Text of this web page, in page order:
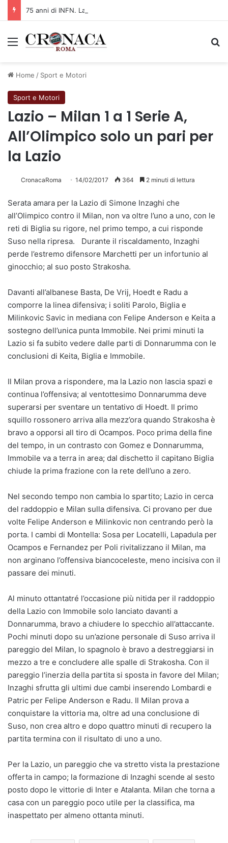
Menu
Home / Sport e Motori
Sport e Motori
Lazio – Milan 1 a 1 Serie A,
All’Olimpico solo un pari per
la Lazio
CronacaRoma 14/02/2017 364 2 minuti di lettura
Serata amara per la Lazio di Simone Inzaghi che
all’Olimpico contro il Milan, non va oltre l’uno a uno, con le
reti di Biglia su rigore, nel primo tempo, a cui risponde
Suso nella ripresa. Durante il riscaldamento, Inzaghi
perde l’estremo difensore Marchetti per un infortunio al
ginocchio; al suo posto Strakosha.
Davanti all’albanese Basta, De Vrij, Hoedt e Radu a
comporre la linea difensiva; i soliti Parolo, Biglia e
Milinkovic Savic in mediana con Felipe Anderson e Keita a
sostegno dell’unica punta Immobile. Nei primi minuti la
Lazio si fa subito vedere dalle parti di Donnarumma con le
conclusioni di Keita, Biglia e Immobile.
Il Milan prova a rispondere, ma la Lazio non lascia spazi e
continua l’offensiva; al ventottesimo Donnarumma deve
superarsi per sventare un tentativo di Hoedt. Il primo
squillo rossonero arriva alla mezz’ora quando Strakosha è
bravo a opporsi all tiro di Ocampos. Poco prima della fine
del tempo, in un contrasto con Gomez e Donnarumma,
Immobile va a terra in area; dal dischetto il capitano Biglia
chiude la prima frazione con la rete dell’uno a zero.
Nel secondo tempo non cambia lo spartito; Lazio in cerca
del raddoppio e Milan sulla difensiva. Ci provano per due
volte Felipe Anderson e Milinkovic non centrando però la
porta. I cambi di Montella: Sosa per Locatelli, Lapadula per
Ocampos e Fernandez per Poli rivitalizzano il Milan, ma
non arginano l’offensiva biancoceleste, meno incisiva con il
passare dei minuti.
Al minuto ottantatré l’occasione più nitida per il raddoppio
della Lazio con Immobile solo lanciato davanti a
Donnarumma, bravo a chiudere lo specchio all’attaccante.
Pochi minuti dopo su un’azione personale di Suso arriva il
pareggio del Milan, lo spagnolo è bravo a destreggiarsi in
mezzo a tre e concludere alle spalle di Strakosha. Con il
pareggio l’inerzia della partita si sposta in favore del Milan;
Inzaghi sfrutta gli ultimi due cambi inserendo Lombardi e
Patric per Felipe Anderson e Radu. Il Milan prova a
conquistare la vittoria ma, oltre ad una conclusione di
Suso, non crea altro e dopo quattro minuti di recupero la
partita termina con il risultato di uno a uno.
Per la Lazio, un pareggio che va stretto vista la prestazione
offerta in campo; la formazione di Inzaghi scende al sesto
posto dopo le vittorie di Inter e Atalanta. Milan che torna a
casa con un pareggio poco utile per la classifica, ma
inaspettato per almeno ottanta minuti.